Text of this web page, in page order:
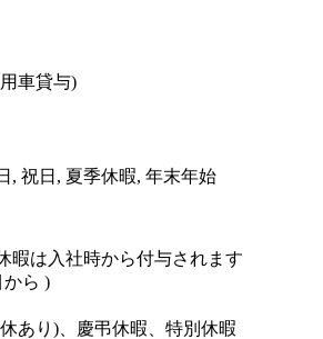
車貸与)
, 祝日, 夏季休暇, 年末年始
暇は入社時から付与されます
から )
あり)、慶弔休暇、特別休暇